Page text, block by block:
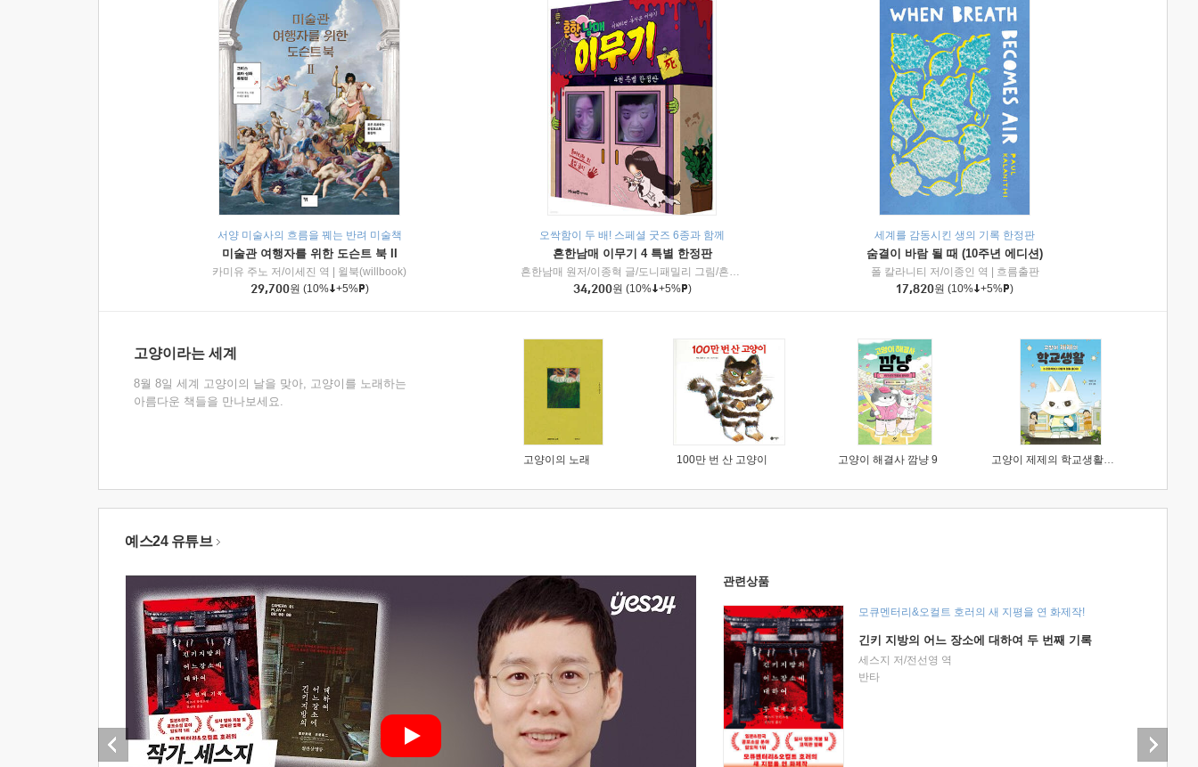
서양 미술사의 흐름을 꿰는 반려 미술책
미술관 여행자를 위한 도슨트 북 II
카미유 주노 저/이세진 역
윌북(willbook)
29,700원 (10% +5% )
오싹함이 두 배! 스페셜 굿즈 6종과 함께
흔한남매 이무기 4 특별 한정판
흔한남매 원저/이종혁 글/도니패밀리 그림/흔한컴퍼니 감수
미래엔아이세움
34,200원 (10% +5% )
세계를 감동시킨 생의 기록 한정판
숨결이 바람 될 때 (10주년 에디션)
폴 칼라니티 저/이종인 역
흐름출판
17,820원 (10% +5% )
고양이라는 세계
8월 8일 세계 고양이의 날을 맞아, 고양이를 노래하는
아름다운 책들을 만나보세요.
고양이의 노래 100만 번 산 고양이 고양이 해결사 깜냥 9 고양이 제제의 학교생활 1 : 초등학생이 이렇게 힘들 줄이야
예스24 유튜브
관련상품
모큐멘터리&오컬트 호러의 새 지평을 연 화제작!
긴키 지방의 어느 장소에 대하여 두 번째 기록
세스지 저/전선영 역
반타